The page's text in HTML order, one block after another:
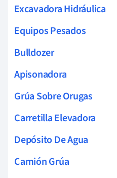
Excavadora Hidráulica
Equipos Pesados
Bulldozer
Apisonadora
Grúa Sobre Orugas
Carretilla Elevadora
Depósito De Agua
Camión Grúa